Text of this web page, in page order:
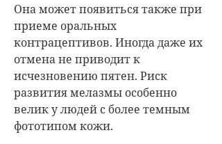
Она может появиться также при
приеме оральных
контрацептивов. Иногда даже их
отмена не приводит к
исчезновению пятен. Риск
развития мелазмы особенно
велик у людей с более темным
фототипом кожи.